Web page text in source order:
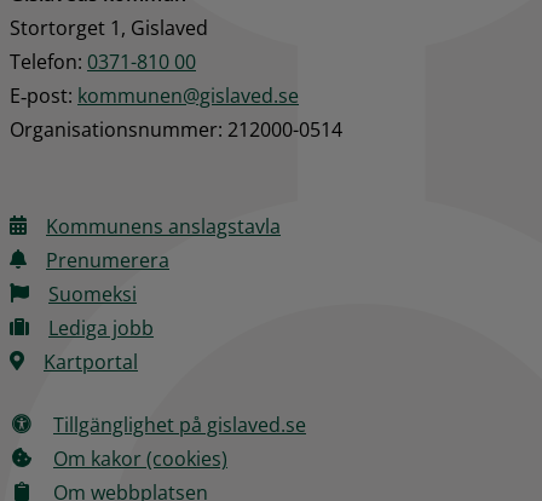
Stortorget 1, Gislaved
Telefon: 0371-810 00
E‑post: kommunen@gislaved.se
Organisationsnummer: 212000-0514
Kommunens anslagstavla
Prenumerera
Suomeksi
Lediga jobb
Kartportal
Tillgänglighet på gislaved.se
Om kakor (cookies)
Om webbplatsen